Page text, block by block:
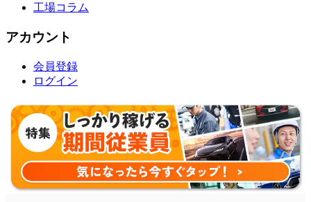
工場コラム
アカウント
会員登録
ログイン